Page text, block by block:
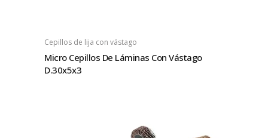
Cepillos de lija con vástago
Micro Cepillos De Láminas Con Vástago
D.30x5x3